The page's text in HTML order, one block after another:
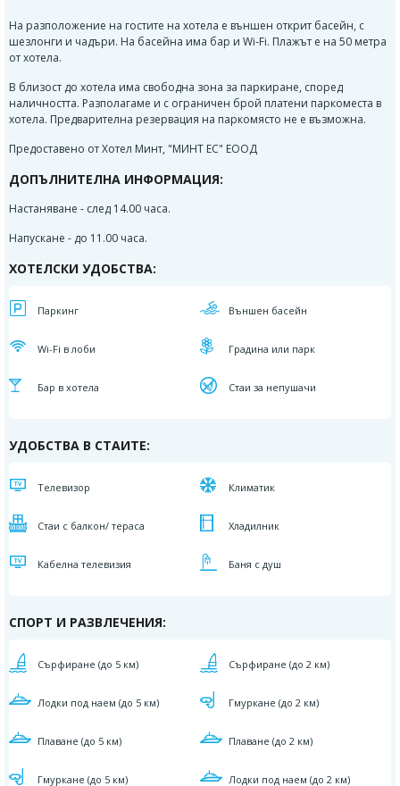
На разположение на гостите на хотела е външен открит басейн, с
шезлонги и чадъри. На басейна има бар и Wi-Fi. Плажът е на 50 метра
от хотела.
В близост до хотела има свободна зона за паркиране, според
наличността. Разполагаме и с ограничен брой платени паркоместа в
хотела. Предварителна резервация на паркомясто не е възможна.
Предоставено от Хотел Минт, "МИНТ ЕС" ЕООД
ДОПЪЛНИТЕЛНА ИНФОРМАЦИЯ:
Настаняване - след 14.00 часа.
Напускане - до 11.00 часа.
ХОТЕЛСКИ УДОБСТВА:
Паркинг Външен басейн
Wi-Fi в лоби Градина или парк
Бар в хотела Стаи за непушачи
УДОБСТВА В СТАИТЕ:
Телевизор Климатик
Стаи с балкон/ тераса Хладилник
Кабелна телевизия Баня с душ
СПОРТ И РАЗВЛЕЧЕНИЯ:
Сърфиране (до 5 км) Сърфиране (до 2 км)
Лодки под наем (до 5 км) Гмуркане (до 2 км)
Плаване (до 5 км) Плаване (до 2 км)
Гмуркане (до 5 км) Лодки под наем (до 2 км)